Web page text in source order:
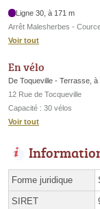
Ligne 30, à 171 m
Arrêt Malesherbes -
Voir tout
En vélo
De Toqueville - Terrasse, à
12 Rue de Tocqueville
Capacité : 30 vélos
Voir tout
Forme juridique
SIRET